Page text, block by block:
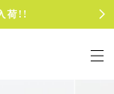
荷!!